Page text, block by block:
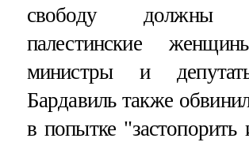
свободу должны
палестинские
министры и
Бардавиль также
в попытке "застопорить